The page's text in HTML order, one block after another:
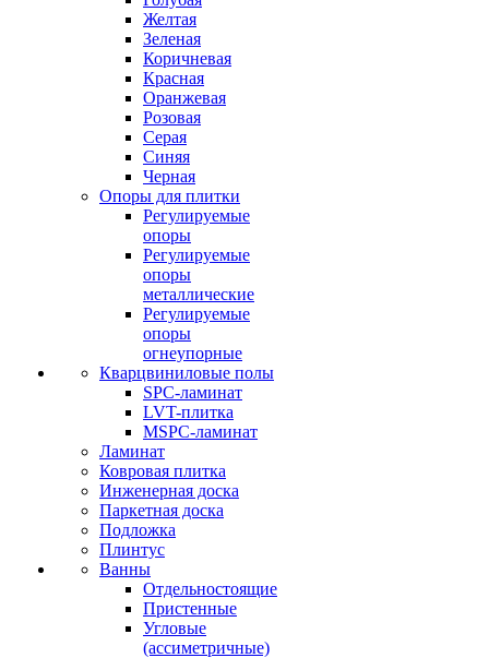
Желтая
Зеленая
Коричневая
Красная
Оранжевая
Розовая
Серая
Синяя
Черная
Опоры для плитки
Регулируемые
опоры
Регулируемые
опоры
металлические
Регулируемые
опоры
огнеупорные
Кварцвиниловые полы
SPC-ламинат
LVT-плитка
MSPC-ламинат
Ламинат
Ковровая плитка
Инженерная доска
Паркетная доска
Подложка
Плинтус
Ванны
Отдельностоящие
Пристенные
Угловые
(ассиметричные)